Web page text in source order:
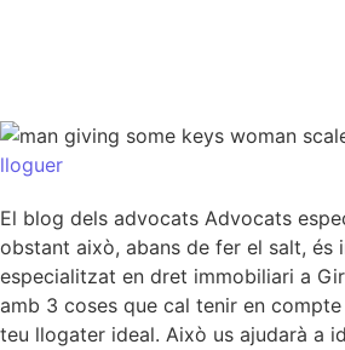
lloguer
El blog dels advocats Advocats
obstant això, abans de fer el salt,
especialitzat en dret immobiliari a
amb 3 coses que cal tenir en
teu llogater ideal. Això us ajudarà a